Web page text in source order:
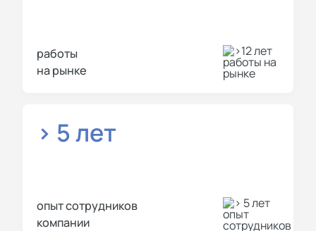
работы
на рынке
> 5 лет
опыт сотрудников
компании